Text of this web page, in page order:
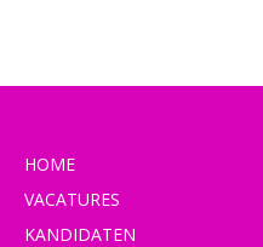
HOME
VACATURES
KANDIDATEN